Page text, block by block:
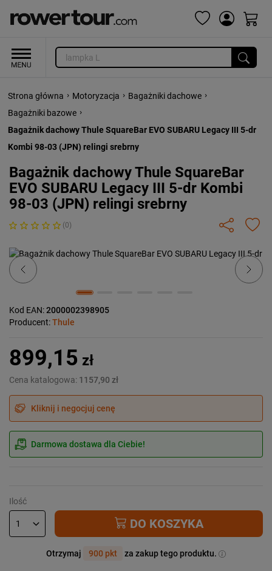
Strona główna › Motoryzacja › Bagażniki dachowe ›
Bagażniki bazowe ›
Bagażnik dachowy Thule SquareBar EVO SUBARU Legacy III 5-dr
Kombi 98-03 (JPN) relingi srebrny
Bagażnik dachowy Thule SquareBar
EVO SUBARU Legacy III 5-dr Kombi
98-03 (JPN) relingi srebrny
(0)
Previous Next
Kod EAN:2000002398905
Producent:Thule
899,15 zł
Cena katalogowa: 1157,90 zł
Kliknij i negocjuj cenę
Darmowa dostawa dla Ciebie!
Ilość
DO KOSZYKA
Otrzymaj 900 pkt za zakup tego produktu.